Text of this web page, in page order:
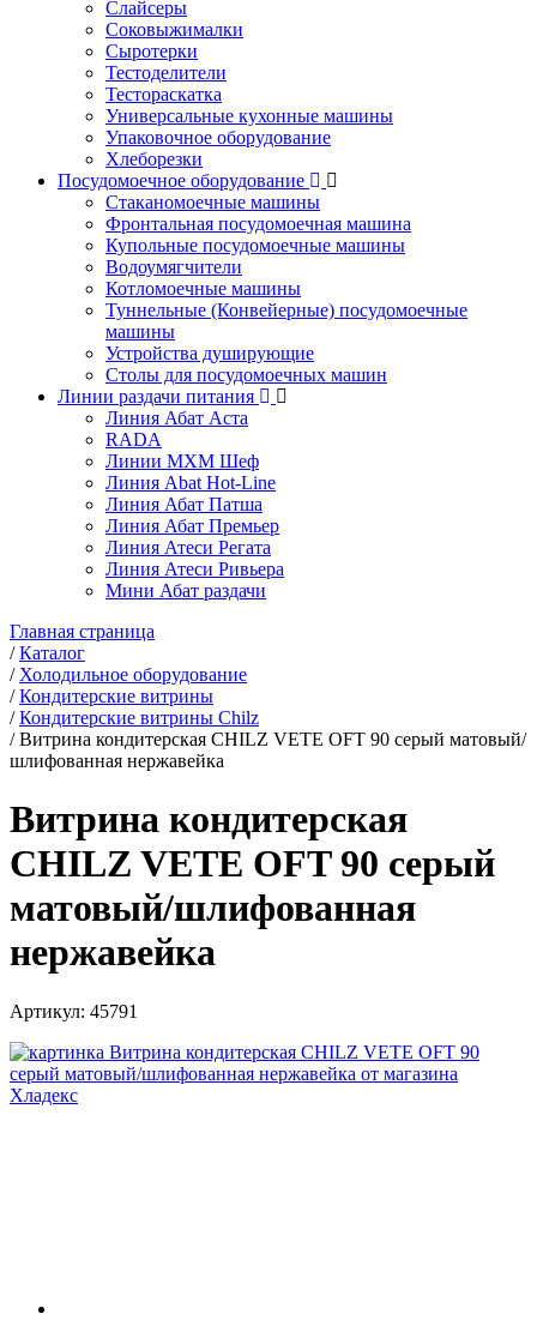
Слайсеры
Соковыжималки
Сыротерки
Тестоделители
Тестораскатка
Универсальные кухонные машины
Упаковочное оборудование
Хлеборезки
Посудомоечное оборудование
Стаканомоечные машины
Фронтальная посудомоечная машина
Купольные посудомоечные машины
Водоумягчители
Котломоечные машины
Туннельные (Конвейерные) посудомоечные
машины
Устройства душирующие
Столы для посудомоечных машин
Линии раздачи питания
Линия Абат Аста
RADA
Линии МХМ Шеф
Линия Abat Hot-Line
Линия Абат Патша
Линия Абат Премьер
Линия Атеси Регата
Линия Атеси Ривьера
Мини Абат раздачи
Главная страница
/Каталог
/ Холодильное оборудование
/Кондитерские витрины
/Кондитерские витрины Chilz
/Витрина кондитерская CHILZ VETE OFT 90 серый матовый/
шлифованная нержавейка
Витрина кондитерская
CHILZ VETE OFT 90 серый
матовый/шлифованная
нержавейка
Артикул: 45791